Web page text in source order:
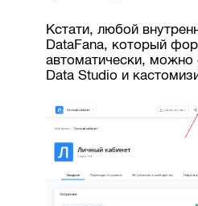
Кстати, любой
DataFana, который
автоматически, можно
Data Studio и